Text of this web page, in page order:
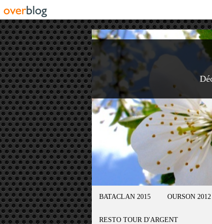
BATACLAN 2015 OURSON 2012
RESTO TOUR D'ARGENT